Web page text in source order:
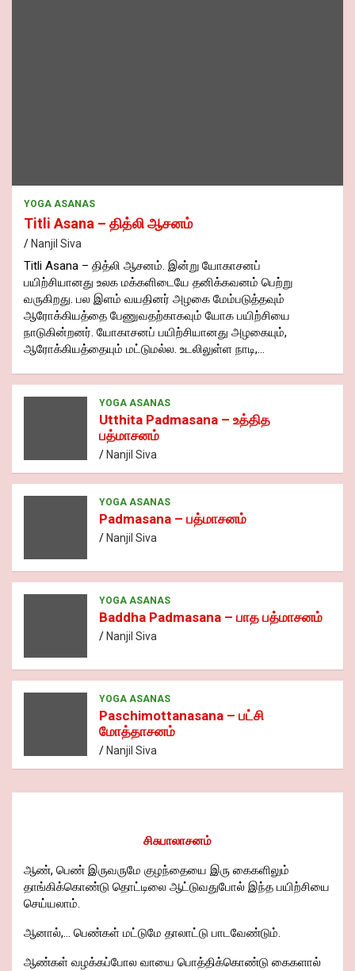
YOGA ASANAS
Titli Asana – தித்லி ஆசனம்
Nanjil Siva
Titli Asana – தித்லி ஆசனம். இன்று யோகாசனப்
பயிற்சியானது உலக மக்களிடையே தனிக்கவனம் பெற்று
வருகிறது. பல இளம் வயதினர் அழகை மேம்படுத்தவும்
ஆரோக்கியத்தை பேணுவதற்காகவும் யோக பயிற்சியை
நாடுகின்றனர். யோகாசனப் பயிற்சியானது அழகையும்,
ஆரோக்கியத்தையும் மட்டுமல்ல. உடலிலுள்ள நாடி,…
YOGA ASANAS
Utthita Padmasana – உத்தித
பத்மாசனம்
Nanjil Siva
YOGA ASANAS
Padmasana – பத்மாசனம்
Nanjil Siva
YOGA ASANAS
Baddha Padmasana – பாத பத்மாசனம்
Nanjil Siva
YOGA ASANAS
Paschimottanasana – பட்சி
மோத்தாசனம்
Nanjil Siva
சிசுபாலாசனம்
ஆண், பெண் இருவருமே குழந்தையை இரு கைகளிலும்
தாங்கிக்கொண்டு தொட்டிலை ஆட்டுவதுபோல் இந்த பயிற்சியை
செய்யலாம்.
ஆனால்,... பெண்கள் மட்டுமே தாலாட்டு பாடவேண்டும்.
ஆண்கள் வழக்கப்போல வாயை பொத்திக்கொண்டு கைகளால்